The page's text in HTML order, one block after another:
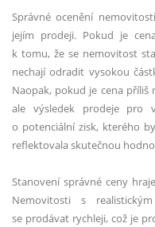
Správné ocenění
jejím prodeji. Pokud je
k tomu, že se nemovitost
nechají odradit vysokou
Naopak, pokud je cena příliš
ale výsledek prodeje pro
o potenciální zisk, kterého
reflektovala skutečnou
Stanovení správné ceny
Nemovitosti s
se prodávat rychleji, což je